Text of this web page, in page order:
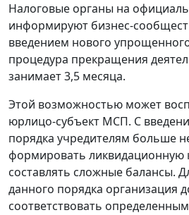
Налоговые органы на
информируют бизнес-
введением нового
процедура прекращения
занимает 3,5 месяца.
Этой возможностью может
юрлицо-субъект МСП. С
порядка учредителям больше
формировать ликвидационную
составлять сложные балансы.
данного порядка организация
соответствовать